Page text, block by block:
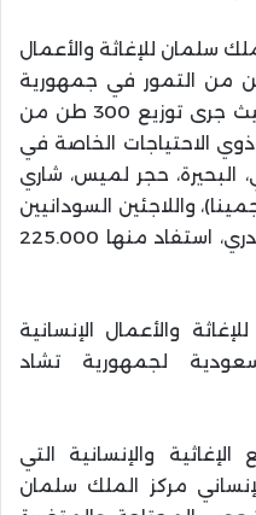
سلمان للإغاثة والأعمال
مشروع توزيع 300 طن من التمور في جمهورية
تشاد، والمنفذ خلال 6 شهور، حيث جرى توزيع 300 طن من
وذوي الاحتياجات الخاصة في
البحيرة، حجر لميس، شاري
واللاجئين السودانيين
في مخيمات اللجوء بمنطقة أدري، استفاد منها 225.000
والأعمال الإنسانية
لجمهورية تشاد
والإنسانية التي
مركز الملك سلمان